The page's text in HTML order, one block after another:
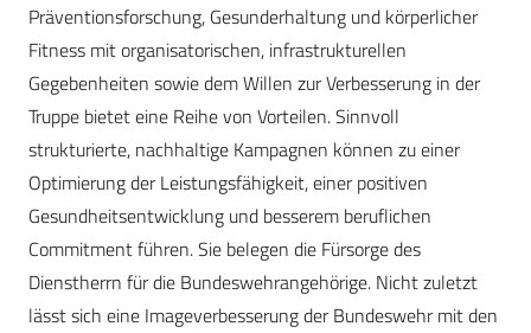
Präventionsforschung, Gesunderhaltung und körperlicher
Fitness mit organisatorischen, infrastrukturellen
Gegebenheiten sowie dem Willen zur Verbesserung in der
Truppe bietet eine Reihe von Vorteilen. Sinnvoll
strukturierte, nachhaltige Kampagnen können zu einer
Optimierung der Leistungsfähigkeit, einer positiven
Gesundheitsentwicklung und besserem beruflichen
Commitment führen. Sie belegen die Fürsorge des
Dienstherrn für die Bundeswehrangehörige. Nicht zuletzt
lässt sich eine Imageverbesserung der Bundeswehr mit den